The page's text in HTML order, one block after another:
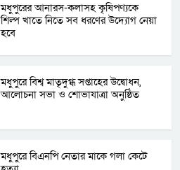
মধুপুরের আনারস-কলাসহ কৃষিপণ্যকে
শিল্প খাতে নিতে সব ধরণের উদ্যোগ নেয়া
হবে
মধুপুরে বিশ্ব মাতৃদুগ্ধ সপ্তাহের উদ্বোধন,
আলোচনা সভা ও শোভাযাত্রা অনুষ্ঠিত
মধুপুরে বিএনপি নেতার মাকে গলা কেটে